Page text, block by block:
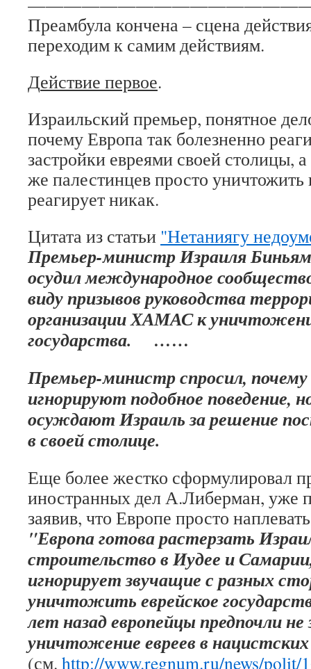
Преамбула кончена – сцена
переходим к самим действиям.
Действие первое.
Израильский премьер, понятное
почему Европа так болезненно
застройки евреями своей столицы,
же палестинцев просто
реагирует никак.
Цитата из статьи "Нетаниягу
Премьер-министр Израиля
осудил международное
виду призывов руководства
организации ХАМАС к
государства. ……
Премьер-министр спросил,
игнорируют подобное поведение,
осуждают Израиль за решение
в своей столице.
Еще более жестко сформулировал
иностранных дел А.Либерман, уже
заявив, что Европе просто
"Европа готова растерзать
строительство в Иудее и
игнорирует звучащие с разных
уничтожить еврейское
лет назад европейцы предпочли
уничтожение евреев в
(см. http://www.regnum.ru/news/polit/